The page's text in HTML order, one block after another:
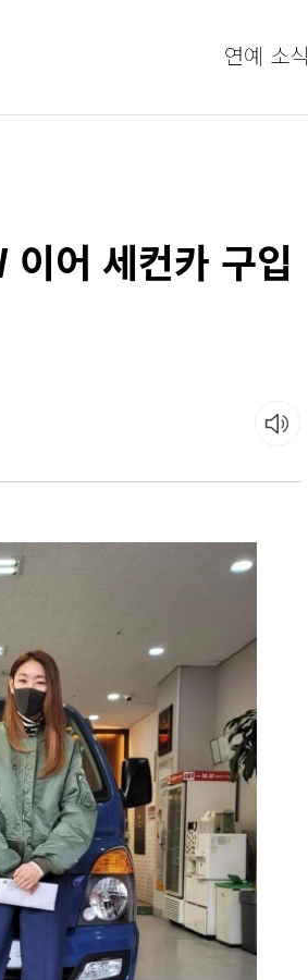
연예 소식
이어 세컨카 구입